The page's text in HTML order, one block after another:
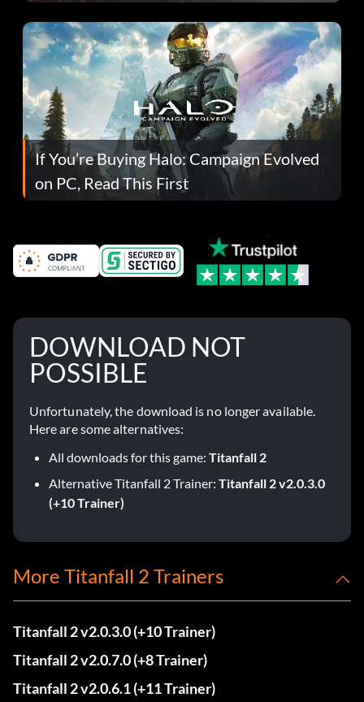
If You’re Buying Halo: Campaign Evolved
on PC, Read This First
DOWNLOAD NOT
POSSIBLE
Unfortunately, the download is no longer available.
Here are some alternatives:
All downloads for this game: Titanfall 2
Alternative Titanfall 2 Trainer: Titanfall 2 v2.0.3.0
(+10 Trainer)
More Titanfall 2 Trainers
Titanfall 2 v2.0.3.0 (+10 Trainer)
Titanfall 2 v2.0.7.0 (+8 Trainer)
Titanfall 2 v2.0.6.1 (+11 Trainer)